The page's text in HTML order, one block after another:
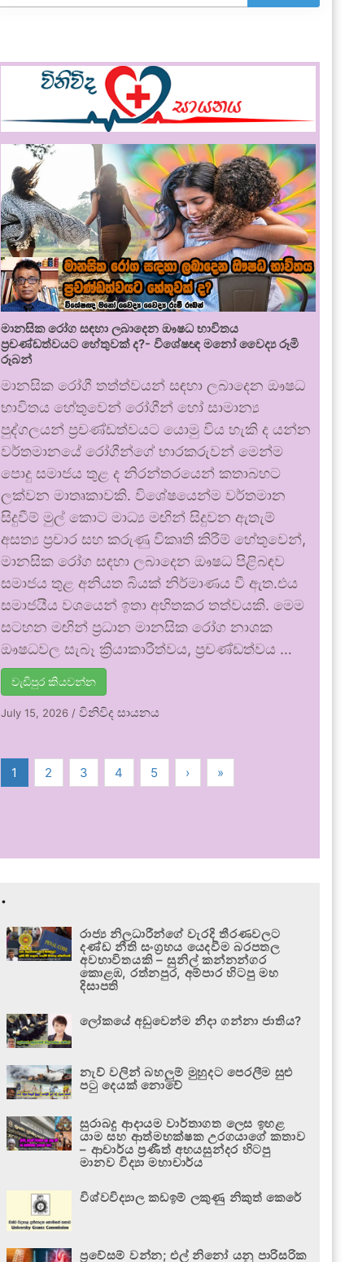
මානසික රෝග සඳහා ලබාදෙන ඖෂධ භාවිතය
ප්‍රචණ්ඩත්වයට හේතුවක් ද?- විශේෂඥ මනෝ වෛද්‍ය රූමි
රූබන්
මානසික රෝගී තත්ත්වයන් සඳහා ලබාදෙන ඖෂධ
භාවිතය හේතුවෙන් රෝගීන් හෝ සාමාන්‍ය
පුද්ගලයන් ප්‍රචණ්ඩත්වයට යොමු විය හැකි ද යන්න
වර්තමානයේ රෝගීන්ගේ භාරකරුවන් මෙන්ම
පොදු සමාජය තුළ ද නිරන්තරයෙන් කතාබහට
ලක්වන මාතෘකාවකි. විශේෂයෙන්ම වර්තමාන
සිදුවීම් මුල් කොට මාධ්‍ය මඟින් සිදුවන ඇතැම්
අසත්‍ය ප්‍රචාර සහ කරුණු විකෘති කිරීම් හේතුවෙන්,
මානසික රෝග සඳහා ලබාදෙන ඖෂධ පිළිබඳව
සමාජය තුළ අනියත බියක් නිර්මාණය වී ඇත.එය
සමාජයීය වශයෙන් ඉතා අහිතකර තත්වයකි. මෙම
සටහන මඟින් ප්‍රධාන මානසික රෝග නාශක
ඖෂධවල සැබෑ ක්‍රියාකාරීත්වය, ප්‍රචණ්ඩත්වය …
වැඩිපුර කියවන්න
July 15, 2026 /විනිවිද සායනය
1 2 3 4 5 › »
.
රාජ්‍ය නිලධාරීන්ගේ වැරදි තීරණවලට
දණ්ඩ නීති සංග්‍රහය යෙදවීම බරපතල
අවභාවිතයකි – සුනිල් කන්නන්ගර
කොළඹ, රත්නපුර, අම්පාර හිටපු මහ
දිසාපති
ලෝකයේ අඩුවෙන්ම නිදා ගන්නා ජාතිය?
නැව් වලින් බහලුම් මුහුදට පෙරලීම සුළු
පටු දෙයක් නොවේ
සුරාබදු ආදායම වාර්තාගත ලෙස ඉහළ
යාම සහ ආත්මභක්ෂක උරගයාගේ කතාව
– ආචාර්ය ප්‍රණීත් අභයසුන්දර හිටපු
මානව විද්‍යා මහාචාර්ය
විශ්වවිද්‍යාල කඩඉම් ලකුණු නිකුත් කෙරේ
ප්‍රවේසම් වන්න; එල් නිනෝ යනු පාරිසරික